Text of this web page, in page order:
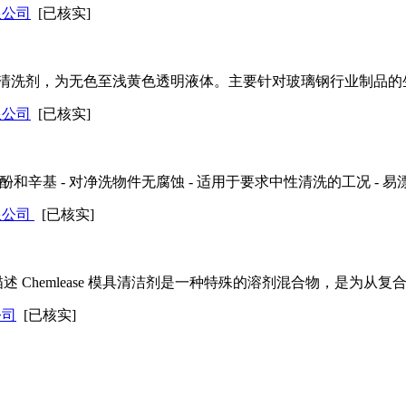
司 [已核实]
洗剂，为无色至浅黄色透明液体。主要针对玻璃钢行业制品
司 [已核实]
和辛基 - 对净洗物件无腐蚀 - 适用于要求中性清洗的工况 - 易
司 [已核实]
述 Chemlease 模具清洁剂是一种特殊的溶剂混合物，是为从
[已核实]